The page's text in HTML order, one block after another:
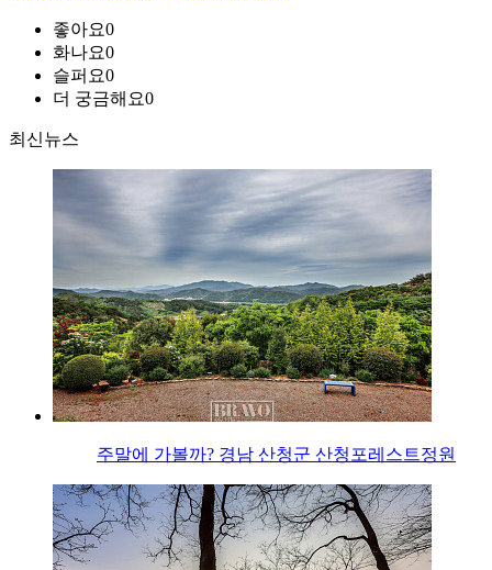
좋아요0
화나요0
슬퍼요0
더 궁금해요0
최신뉴스
주말에 가볼까? 경남 산청군 산청포레스트정원